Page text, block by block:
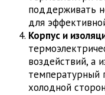
поддерживать
для
Корпус и
воздействий, а
температурный
холодной